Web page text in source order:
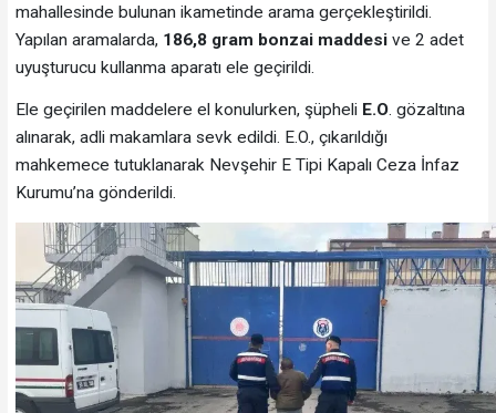
mahallesinde bulunan ikametinde arama gerçekleştirildi.
Yapılan aramalarda, 186,8 gram bonzai maddesive 2 adet
uyuşturucu kullanma aparatı ele geçirildi.
Ele geçirilen maddelere el konulurken, şüpheli E.O. gözaltına
alınarak, adli makamlara sevk edildi. E.O., çıkarıldığı
mahkemece tutuklanarak Nevşehir E Tipi Kapalı Ceza İnfaz
Kurumu’na gönderildi.